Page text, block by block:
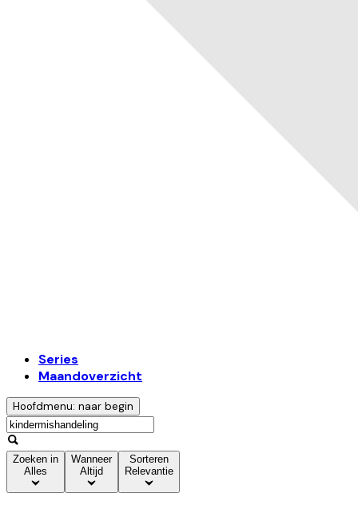
Series
Maandoverzicht
Hoofdmenu: naar begin
Zoeken in
Alles
Wanneer
Altijd
Sorteren
Relevantie